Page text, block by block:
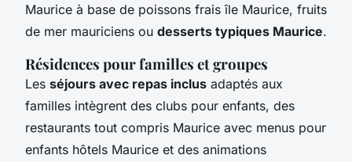
Maurice à base de poissons frais île Maurice, fruits
de mer mauriciens ou desserts typiques Maurice.
Résidences pour familles et groupes
Les séjours avec repas inclus adaptés aux
familles intègrent des clubs pour enfants, des
restaurants tout compris Maurice avec menus pour
enfants hôtels Maurice et des animations